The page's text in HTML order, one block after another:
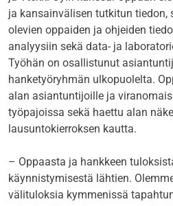
ja kansainvälisen tutkitun tiedon,
olevien oppaiden ja ohjeiden
analyysiin sekä data- ja
Työhän on osallistunut
hanketyöryhmän ulkopuolelta.
alan asiantuntijoille ja
työpajoissa sekä haettu alan
lausuntokierroksen kautta.
– Oppaasta ja hankkeen
käynnistymisestä lähtien.
välituloksia kymmenissä